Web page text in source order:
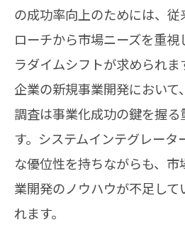
の成功率向上のためには、
ローチから市場ニーズを重
ラダイムシフトが求められま
企業の新規事業開発において
調査は事業化成功の鍵を握
す。システムインテグレータ
な優位性を持ちながらも、
業開発のノウハウが不足して
れます。